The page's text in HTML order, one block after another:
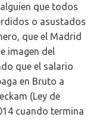
que todos
o asustados
que el Madrid
imagen del
que el salario
en Bruto a
(Ley de
cuando termina